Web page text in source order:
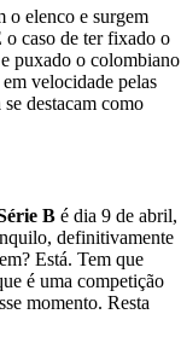
o elenco e surgem
o caso de ter fixado o
puxado o colombiano
velocidade pelas
se destacam como
B é dia 9 de abril,
definitivamente
Está. Tem que
é uma competição
momento. Resta